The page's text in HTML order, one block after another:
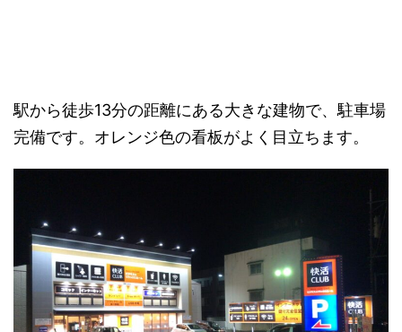
駅から徒歩13分の距離にある大きな建物で、駐車場
完備です。オレンジ色の看板がよく目立ちます。